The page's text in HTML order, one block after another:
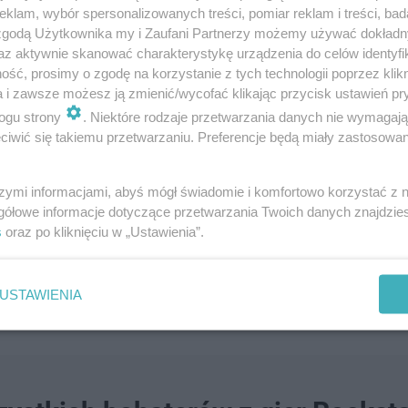
w sprawie ceny gry. Tanio już było?
o Bully'm, na którą wszyscy liczyliście.
w jakimkolwiek charakterze, jest czymś, z czego
jaki mógłby osiągnąć Remake Bully'ego,
Grand Theft Auto VI...
wybór spersonalizowanych treści, pomiar reklam i treści,
Użytkownika my i Zaufani Partnerzy możemy używać
aktywnie skanować charakterystykę urządzenia do celów
prosimy o zgodę na korzystanie z tych technologii poprzez
i zawsze możesz ją zmienić/wycofać klikając przycisk ustawień
strony
. Niektóre rodzaje przetwarzania danych nie
się takiemu przetwarzaniu. Preferencje będą miały
informacjami, abyś mógł świadomie i komfortowo korzystać z
informacje dotyczące przetwarzania Twoich danych
oraz po kliknięciu w „Ustawienia”.
USTAWIENIA